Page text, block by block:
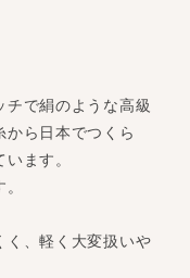
で絹のような高級
から日本でつくら
ます。
く、軽く大変扱いや